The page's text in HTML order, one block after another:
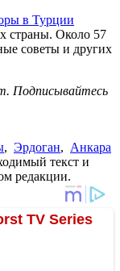
в Турции
страны. Около 57
советы и других
Подписывайтесь
, Эрдоган, Анкара
текст и
редакции.